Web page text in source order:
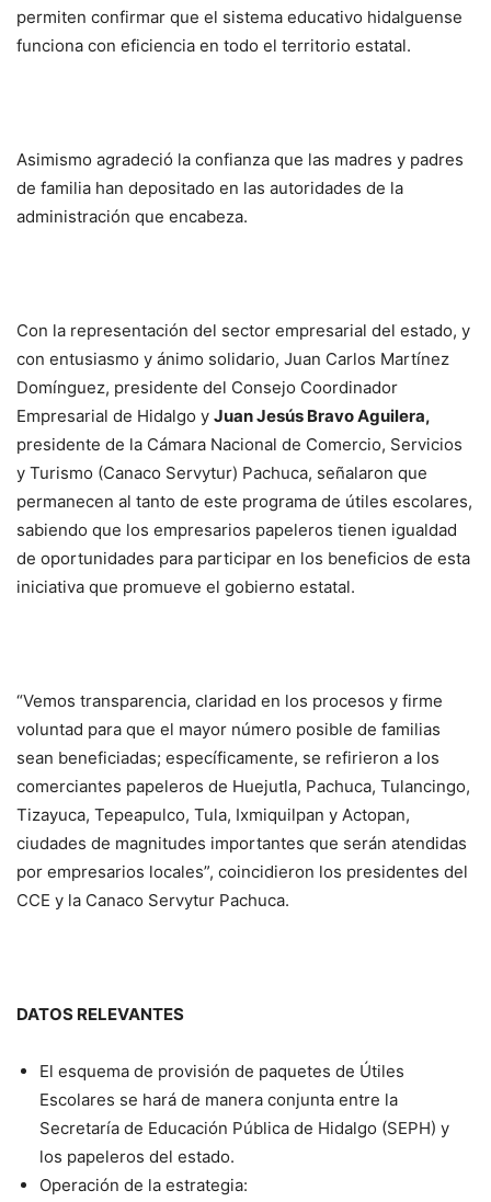
permiten confirmar que el sistema educativo hidalguense
funciona con eficiencia en todo el territorio estatal.
Asimismo agradeció la confianza que las madres y padres
de familia han depositado en las autoridades de la
administración que encabeza.
Con la representación del sector empresarial del estado, y
con entusiasmo y ánimo solidario, Juan Carlos Martínez
Domínguez, presidente del Consejo Coordinador
Empresarial de Hidalgo y Juan Jesús Bravo Aguilera,
presidente de la Cámara Nacional de Comercio, Servicios
y Turismo (Canaco Servytur) Pachuca, señalaron que
permanecen al tanto de este programa de útiles escolares,
sabiendo que los empresarios papeleros tienen igualdad
de oportunidades para participar en los beneficios de esta
iniciativa que promueve el gobierno estatal.
“Vemos transparencia, claridad en los procesos y firme
voluntad para que el mayor número posible de familias
sean beneficiadas; específicamente, se refirieron a los
comerciantes papeleros de Huejutla, Pachuca, Tulancingo,
Tizayuca, Tepeapulco, Tula, Ixmiquilpan y Actopan,
ciudades de magnitudes importantes que serán atendidas
por empresarios locales”, coincidieron los presidentes del
CCE y la Canaco Servytur Pachuca.
DATOS RELEVANTES
El esquema de provisión de paquetes de Útiles
Escolares se hará de manera conjunta entre la
Secretaría de Educación Pública de Hidalgo (SEPH) y
los papeleros del estado.
Operación de la estrategia: